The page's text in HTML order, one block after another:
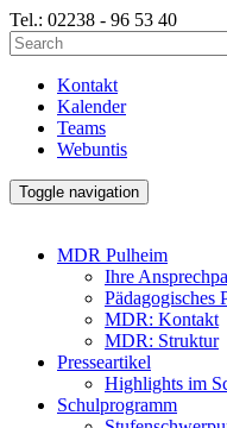
Tel.: 02238 - 96 53 40
Kontakt
Kalender
Teams
Webuntis
Toggle navigation
MDR Pulheim
Ihre
Pädagogisches
MDR: Kontakt
MDR: Struktur
Presseartikel
Highlights im
Schulprogramm